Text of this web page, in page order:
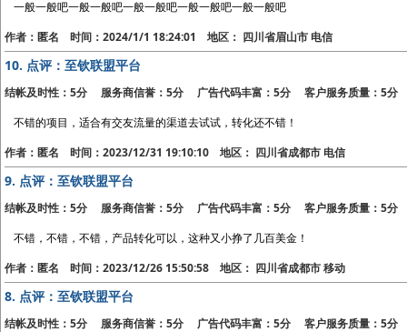
一般一般吧一般一般吧一般一般吧一般一般吧一般一般吧
作者：匿名 时间：2024/1/1 18:24:01 地区： 四川省眉山市 电信
10. 点评：至钦联盟平台
结帐及时性：5分 服务商信誉：5分 广告代码丰富：5分 客户服务质量：5分
不错的项目，适合有交友流量的渠道去试试，转化还不错！
作者：匿名 时间：2023/12/31 19:10:10 地区： 四川省成都市 电信
9. 点评：至钦联盟平台
结帐及时性：5分 服务商信誉：5分 广告代码丰富：5分 客户服务质量：5分
不错，不错，不错，产品转化可以，这种又小挣了几百美金！
作者：匿名 时间：2023/12/26 15:50:58 地区： 四川省成都市 移动
8. 点评：至钦联盟平台
结帐及时性：5分 服务商信誉：5分 广告代码丰富：5分 客户服务质量：5分